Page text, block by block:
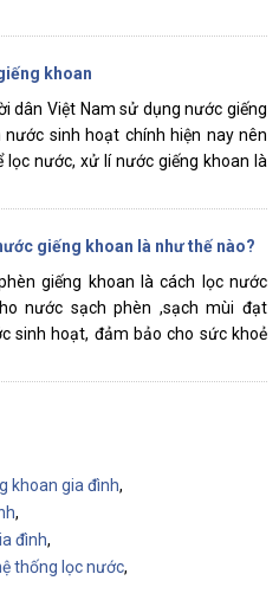
khoan
dân Việt Nam sử dụng nước giếng
nước sinh hoạt chính hiện nay nên
lọc nước, xử lí nước giếng khoan là
giếng khoan là như thế nào?
giếng khoan là cách lọc nước
nước sạch phèn ,sạch mùi đạt
sinh hoạt, đảm bảo cho sức khoẻ
khoan gia đình,
,
đình,
thống lọc nước,